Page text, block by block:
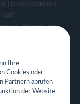
Ticketsystem mit
Lieferung und
für Restaurant
Ihre
Cookies oder
Partnern abrufen
der Website